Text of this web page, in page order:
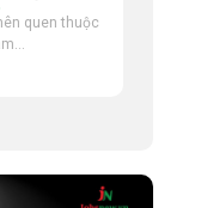
quen thuộc